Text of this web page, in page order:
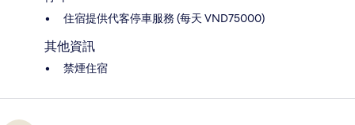
住宿提供代客停車服務 (每天 VND75000)
其他資訊
禁煙住宿